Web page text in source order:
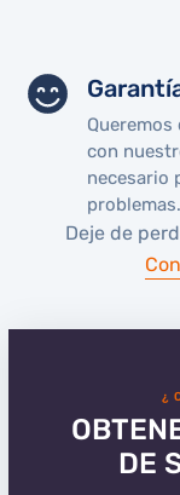
con
necesario
problemas.
Deje de
DE